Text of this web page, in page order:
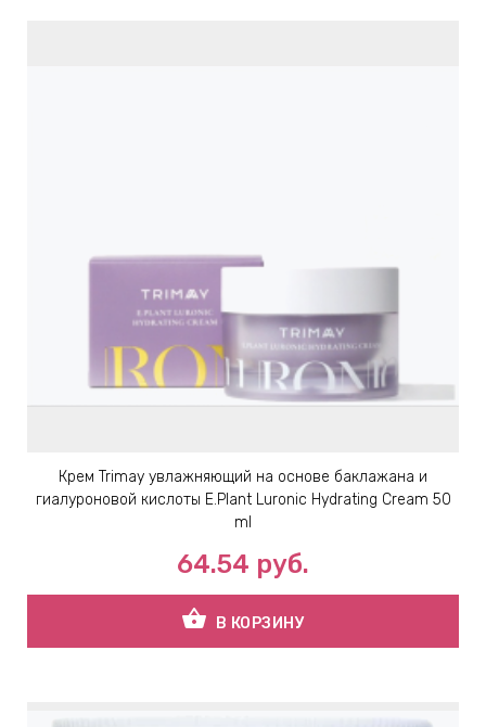
Крем Trimay увлажняющий на основе баклажана и
гиалуроновой кислоты E.Plant Luronic Hydrating Cream 50
ml
64.54 руб.
shopping_basket В КОРЗИНУ